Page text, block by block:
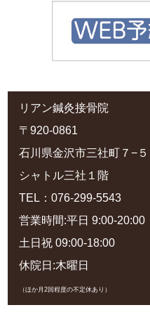
リアン鍼灸接骨院
〒920-0861
石川県金沢市三社町７−５
シャトル三社１階
TEL：076-299-5543
営業時間:平日 9:00-20:00
土日祝 09:00-18:00
休院日:木曜日
（ほか月2回程度の不定休あり）